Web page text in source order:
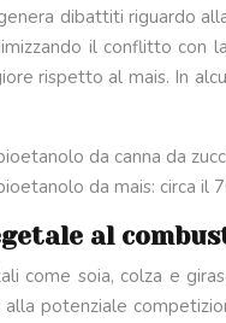
dibattiti riguardo
il conflitto
rispetto al mais. In
da canna da
da mais: circa il
al
come soia, colza e
potenziale